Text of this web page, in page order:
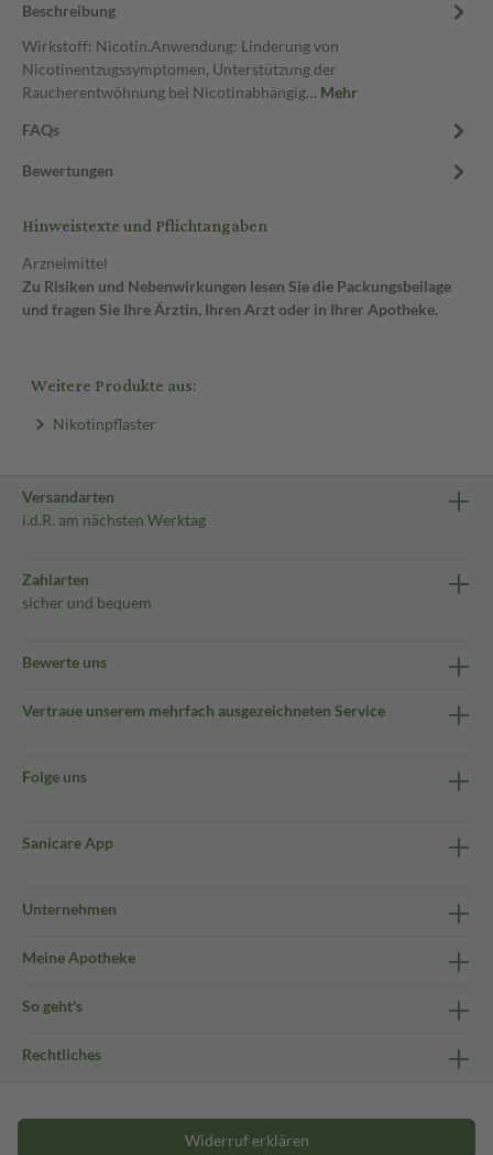
Beschreibung
Wirkstoff: Nicotin.Anwendung: Linderung von
Nicotinentzugssymptomen, Unterstützung der
Raucherentwöhnung bei Nicotinabhängig… Mehr
FAQs
Bewertungen
Hinweistexte und Pflichtangaben
Arzneimittel
Zu Risiken und Nebenwirkungen lesen Sie die Packungsbeilage
und fragen Sie Ihre Ärztin, Ihren Arzt oder in Ihrer Apotheke.
Weitere Produkte aus:
Nikotinpflaster
Versandarten
i.d.R. am nächsten Werktag
Zahlarten
sicher und bequem
Bewerte uns
Vertraue unserem mehrfach ausgezeichneten Service
Folge uns
Sanicare App
Unternehmen
Meine Apotheke
So geht's
Rechtliches
Widerruf erklären